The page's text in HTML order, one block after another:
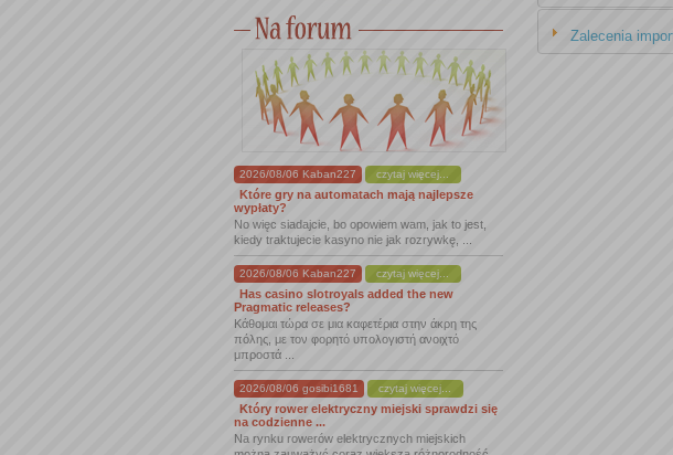
2026/08/06 Kaban227 czytaj więcej...
Które gry na automatach mają najlepsze
wypłaty?
No więc siadajcie, bo opowiem wam, jak to jest,
kiedy traktujecie kasyno nie jak rozrywkę, ...
2026/08/06 Kaban227 czytaj więcej...
Has casino slotroyals added the new
Pragmatic releases?
Κάθομαι τώρα σε μια καφετέρια στην άκρη της
πόλης, με τον φορητό υπολογιστή ανοιχτό
μπροστά ...
2026/08/06 gosibi1681 czytaj więcej...
Który rower elektryczny miejski sprawdzi się
na codzienne ...
Na rynku rowerów elektrycznych miejskich
Zalecenia